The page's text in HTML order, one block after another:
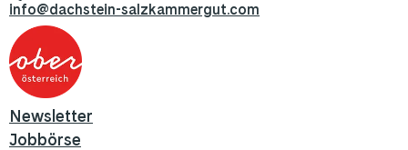
info@dachstein-salzkammergut.com
Newsletter
Jobbörse